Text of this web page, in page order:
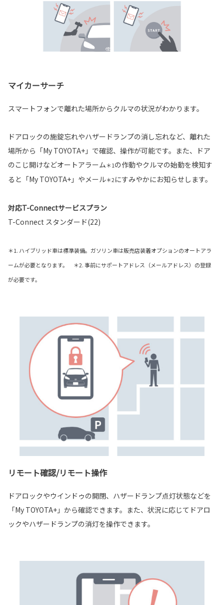
マイカーサーチ
スマートフォンで離れた場所からクルマの状況がわかります。
ドアロックの施錠忘れやハザードランプの消し忘れなど、離れた
場所から「My TOYOTA+」で確認、操作が可能です。また、ドア
のこじ開けなどオートアラーム＊1の作動やクルマの始動を検知す
ると「My TOYOTA+」やメール＊2にすみやかにお知らせします。
対応T-Connectサービスプラン
T-Connect スタンダード(22)
＊1. ハイブリッド車は標準装備。ガソリン車は販売店装着オプションのオートアラ
ームが必要となります。 ＊2. 事前にサポートアドレス（メールアドレス）の登録
が必要です。
リモート確認/リモート操作
ドアロックやウインドゥの開閉、ハザードランプ点灯状態などを
「My TOYOTA+」から確認できます。また、状況に応じてドアロ
ックやハザードランプの消灯を操作できます。